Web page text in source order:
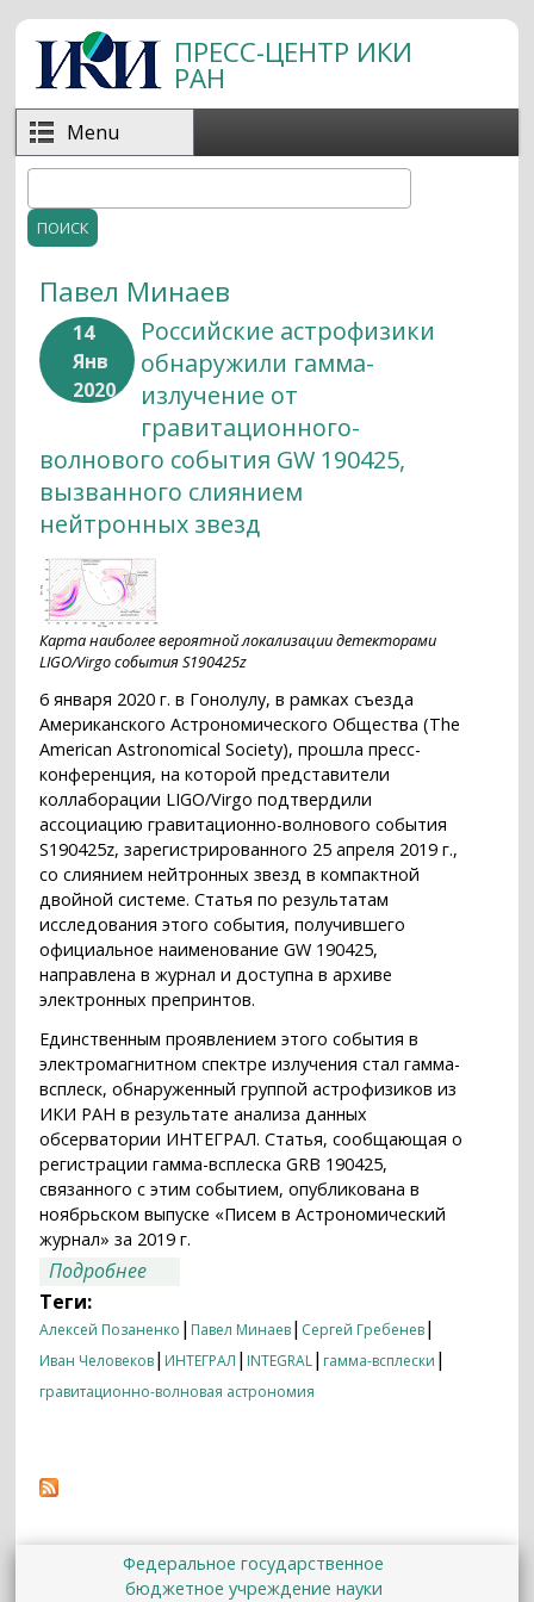
Перейти к основному содержанию
ПРЕСС-ЦЕНТР ИКИ
РАН
Menu
Форма поиска
Павел Минаев
14
Янв
2020
Российские астрофизики
обнаружили гамма-
излучение от
гравитационного-
волнового события GW 190425,
вызванного слиянием
нейтронных звезд
Карта наиболее вероятной локализации детекторами
LIGO/Virgo события S190425z
6 января 2020 г. в Гонолулу, в рамках съезда
Американского Астрономического Общества (The
American Astronomical Society), прошла пресс-
конференция, на которой представители
коллаборации LIGO/Virgo подтвердили
ассоциацию гравитационно-волнового события
S190425z, зарегистрированного 25 апреля 2019 г.,
со слиянием нейтронных звезд в компактной
двойной системе. Статья по результатам
исследования этого события, получившего
официальное наименование GW 190425,
направлена в журнал и доступна в архиве
электронных препринтов.
Единственным проявлением этого события в
электромагнитном спектре излучения стал гамма-
всплеск, обнаруженный группой астрофизиков из
ИКИ РАН в результате анализа данных
обсерватории ИНТЕГРАЛ. Статья, сообщающая о
регистрации гамма-всплеска GRB 190425,
связанного с этим событием, опубликована в
ноябрьском выпуске «Писем в Астрономический
журнал» за 2019 г.
Подробнее
волнового события GW 190425,
вызванного слиянием нейтронных
звезд
Теги:
Алексей Позаненко | Павел Минаев| Сергей Гребенев|
Иван Человеков| ИНТЕГРАЛ | INTEGRAL| гамма-всплески |
гравитационно-волновая астрономия
Федеральное государственное
бюджетное учреждение науки